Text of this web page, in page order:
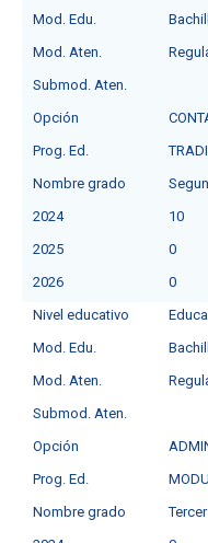
Mod. Edu.
Mod. Aten.
Submod. Aten.
Opción
Prog. Ed.
Nombre grado
2024
10
2025
0
2026
0
Nivel educativo
Mod. Edu.
Mod. Aten.
Submod. Aten.
Opción
Prog. Ed.
Nombre grado